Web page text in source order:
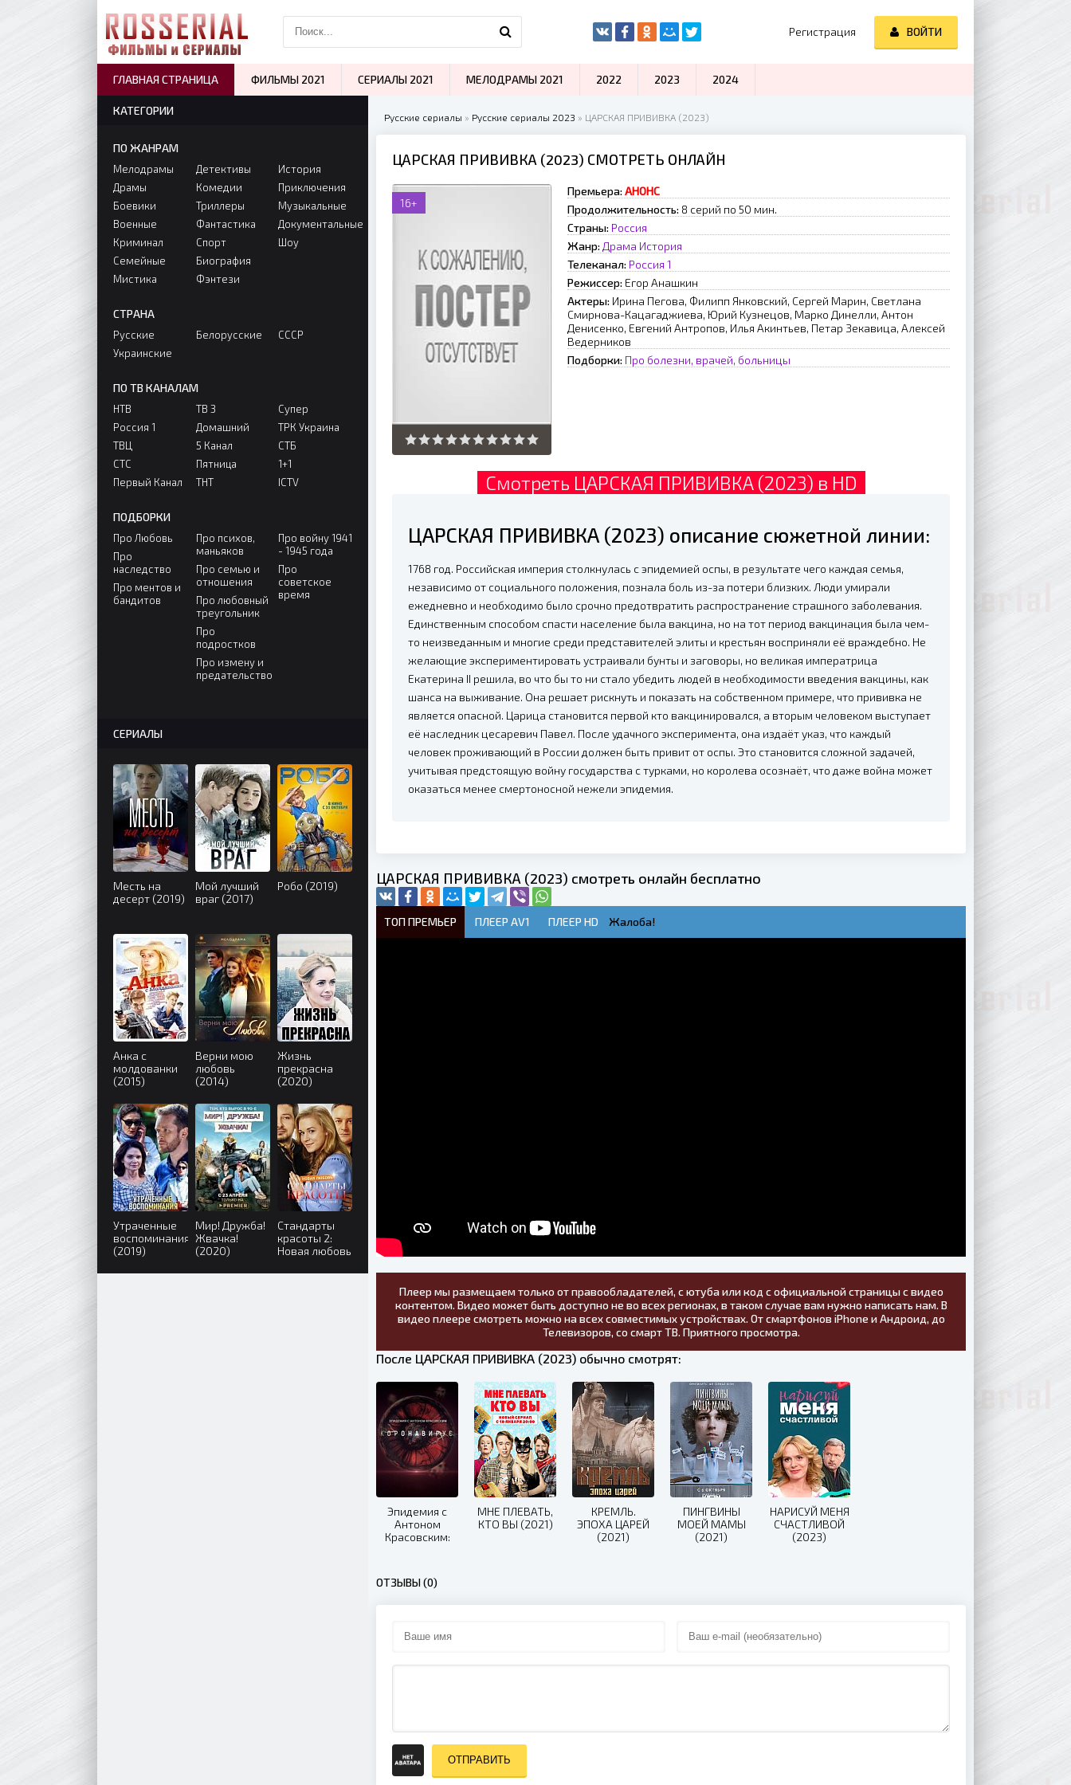
Русские сериалы » Русские сериалы 2023 » ЦАРСКАЯ ПРИВИВКА (2023)
ЦАРСКАЯ ПРИВИВКА (2023) СМОТРЕТЬ ОНЛАЙН
16+
Премьера: АНОНС
Продолжительность: 8 серий по 50 мин.
Страны: Россия
Жанр: Драма История
Телеканал: Россия 1
Режиссер: Егор Анашкин
Актеры: Ирина Пегова, Филипп Янковский, Сергей Марин, Светлана
Смирнова-Кацагаджиева, Юрий Кузнецов, Марко Динелли, Антон
Денисенко, Евгений Антропов, Илья Акинтьев, Петар Зекавица, Алексей
Ведерников
Подборки: Про болезни, врачей, больницы
Смотреть ЦАРСКАЯ ПРИВИВКА (2023) в HD
ЦАРСКАЯ ПРИВИВКА (2023) описание сюжетной линии:
1768 год. Российская империя столкнулась с эпидемией оспы, в результате чего каждая семья,
независимо от социального положения, познала боль из-за потери близких. Люди умирали
ежедневно и необходимо было срочно предотвратить распространение страшного заболевания.
Единственным способом спасти население была вакцина, но на тот период вакцинация была чем-
то неизведанным и многие среди представителей элиты и крестьян восприняли её враждебно. Не
желающие экспериментировать устраивали бунты и заговоры, но великая императрица
Екатерина II решила, во что бы то ни стало убедить людей в необходимости введения вакцины, как
шанса на выживание. Она решает рискнуть и показать на собственном примере, что прививка не
является опасной. Царица становится первой кто вакцинировался, а вторым человеком выступает
её наследник цесаревич Павел. После удачного эксперимента, она издаёт указ, что каждый
человек проживающий в России должен быть привит от оспы. Это становится сложной задачей,
учитывая предстоящую войну государства с турками, но королева осознаёт, что даже война может
оказаться менее смертоносной нежели эпидемия.
ЦАРСКАЯ ПРИВИВКА (2023) смотреть онлайн бесплатно
ТОП ПРЕМЬЕР ПЛЕЕР AV1 ПЛЕЕР HD Жалоба!
Плеер мы размещаем только от правообладателей, с ютуба или код с официальной страницы с видео
контентом. Видео может быть доступно не во всех регионах, в таком случае вам нужно написать нам. В
видео плеере смотреть можно на всех совместимых устройствах. От смартфонов iPhone и Андроид, до
Телевизоров, со смарт ТВ. Приятного просмотра.
После ЦАРСКАЯ ПРИВИВКА (2023) обычно смотрят:
Эпидемия с
Антоном
Красовским:
(2020)
МНЕ ПЛЕВАТЬ,
КТО ВЫ (2021)
КРЕМЛЬ.
ЭПОХА ЦАРЕЙ
(2021)
ПИНГВИНЫ
МОЕЙ МАМЫ
(2021)
НАРИСУЙ МЕНЯ
СЧАСТЛИВОЙ
(2023)
ОТЗЫВЫ (0)
ОТПРАВИТЬ
КАТЕГОРИИ
ПО ЖАНРАМ
Мелодрамы
Драмы
Боевики
Военные
Криминал
Семейные
Мистика
Детективы
Комедии
Триллеры
Фантастика
Спорт
Биография
Фэнтези
История
Приключения
Музыкальные
Документальные
Шоу
СТРАНА
Русские
Украинские
Белорусские СССР
ПО ТВ КАНАЛАМ
НТВ
Россия 1
ТВЦ
СТС
Первый Канал
ТВ 3
Домашний
5 Канал
Пятница
ТНТ
Супер
ТРК Украина
СТБ
1+1
ICTV
ПОДБОРКИ
Про Любовь
Про
наследство
Про ментов и
бандитов
Про психов,
маньяков
Про семью и
отношения
Про любовный
треугольник
Про
подростков
Про измену и
предательство
Про войну 1941
- 1945 года
Про
советское
время
СЕРИАЛЫ
Месть на
десерт (2019)
Мой лучший
враг (2017)
Робо (2019)
Анка с
молдованки
(2015)
Верни мою
любовь
(2014)
Жизнь
прекрасна
(2020)
Утраченные
воспоминания
(2019)
Мир! Дружба!
Жвачка!
(2020)
Стандарты
красоты 2:
Новая любовь
Регистрация ВОЙТИ
ГЛАВНАЯ СТРАНИЦА ФИЛЬМЫ 2021 СЕРИАЛЫ 2021 МЕЛОДРАМЫ 2021 2022 2023 2024